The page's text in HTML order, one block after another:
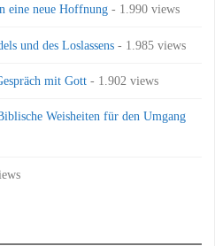
eine neue Hoffnung - 1.990 views
und des Loslassens - 1.985 views
mit Gott - 1.902 views
Weisheiten für den Umgang